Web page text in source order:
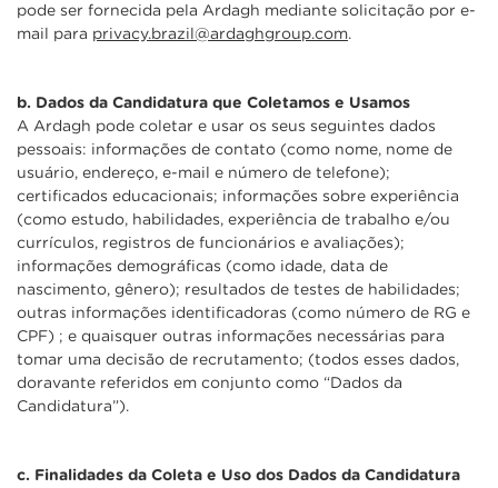
pode ser fornecida pela Ardagh mediante solicitação por e-
mail para privacy.brazil@ardaghgroup.com.
b. Dados da Candidatura que Coletamos e Usamos
A Ardagh pode coletar e usar os seus seguintes dados
pessoais: informações de contato (como nome, nome de
usuário, endereço, e-mail e número de telefone);
certificados educacionais; informações sobre experiência
(como estudo, habilidades, experiência de trabalho e/ou
currículos, registros de funcionários e avaliações);
informações demográficas (como idade, data de
nascimento, gênero); resultados de testes de habilidades;
outras informações identificadoras (como número de RG e
CPF) ; e quaisquer outras informações necessárias para
tomar uma decisão de recrutamento; (todos esses dados,
doravante referidos em conjunto como “Dados da
Candidatura”).
c. Finalidades da Coleta e Uso dos Dados da Candidatura